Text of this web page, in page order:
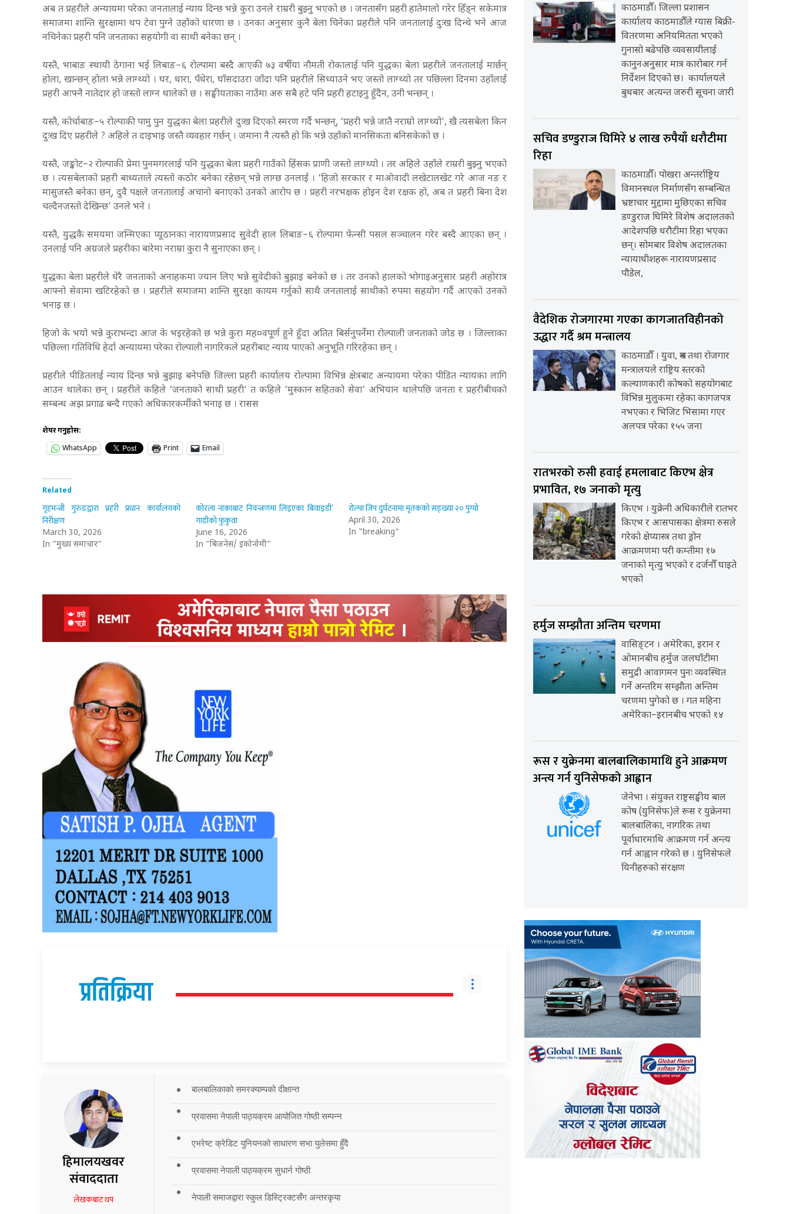
अब त प्रहरीले अन्यायमा परेका जनतालाई न्याय दिन्छ भन्ने कुरा उनले राम्ररी बुझ्नु भएको छ । जनतासँग प्रहरी हातेमालो गरेर हिँड्न सकेमात्र
समाजमा शान्ति सुरक्षामा थप टेवा पुग्ने उहाँको धारणा छ । उनका अनुसार कुनै बेला चिनेका प्रहरीले पनि जनतालाई दुःख दिन्थे भने आज
नचिनेका प्रहरी पनि जनताका सहयोगी वा साथी बनेका छन् ।
यस्तै, भाबाङ स्थायी ठेगाना भई लिबाङ–६ रोल्पामा बस्दै आएकी ७३ वर्षीया नौमती रोकालाई पनि युद्धका बेला प्रहरीले जनतालाई मार्छन्
होला, खान्छन् होला भन्ने लाग्थ्यो । घर, धारा, पँधेरा, घाँसदाउरा जाँदा पनि प्रहरीले सिध्याउने भए जस्तो लाग्थ्यो तर पछिल्ला दिनमा उहाँलाई
प्रहरी आफ्नै नातेदार हो जस्तो लाग्न थालेको छ । सङ्घीयताका नाउँमा अरु सबै हटे पनि प्रहरी हटाइनु हुँदैन, उनी भन्छन् ।
यस्तै, कोर्चाबाङ–५ रोल्पाकी पामु पुन युद्धका बेला प्रहरीले दुःख दिएको स्मरण गर्दै भन्छन्, ‘प्रहरी भन्ने जातै नराम्रो लाग्थ्यो’, खै त्यसबेला किन
दुःख दिए प्रहरीले ? अहिले त दाइभाइ जस्तै व्यवहार गर्छन् । जमाना नै त्यस्तै हो कि भन्ने उहाँको मानसिकता बनिसकेको छ ।
यस्तै, जङ्कोट–२ रोल्पाकी प्रेमा पुनमगरलाई पनि युद्धका बेला प्रहरी गाउँको हिंसक प्राणी जस्तो लाग्थ्यो । तर अहिले उहाँले राम्ररी बुझ्नु भएको
छ । त्यसबेलाको प्रहरी बाध्यताले त्यस्तो कठोर बनेका रहेछन् भन्ने लाग्छ उनलाई । ‘हिजो सरकार र माओवादी लखेटालखेट गरे आज नङ र
मासुजस्तै बनेका छन्, दुवै पक्षले जनतालाई अचानो बनाएको उनको आरोप छ । प्रहरी नरभक्षक होइन देश रक्षक हो, अब त प्रहरी बिना देश
चल्दैनजस्तो देखिन्छ’ उनले भने ।
यस्तै, युद्धकै समयमा जन्मिएका प्यूठानका नारायणप्रसाद सुवेदी हाल लिबाङ–६ रोल्पामा फेन्सी पसल सञ्चालन गरेर बस्दै आएका छन् ।
उनलाई पनि अग्रजले प्रहरीका बारेमा नराम्रा कुरा नै सुनाएका छन् ।
युद्धका बेला प्रहरीले धेरै जनताको अनाहकमा ज्यान लिए भन्ने सुवेदीको बुझाइ बनेको छ । तर उनको हालको भोगाइअनुसार प्रहरी अहोरात्र
आफ्नो सेवामा खटिरहेको छ । प्रहरीले समाजमा शान्ति सुरक्षा कायम गर्नुको साथै जनतालाई साथीको रुपमा सहयोग गर्दै आएको उनको
भनाइ छ ।
हिजो के भयो भन्ने कुराभन्दा आज के भइरहेको छ भन्ने कुरा मह¤वपूर्ण हुने हुँदा अतित बिर्सनुपर्नेमा रोल्पाली जनताको जोड छ । जिल्लाका
पछिल्ला गतिविधि हेर्दा अन्यायमा परेका रोल्पाली नागरिकले प्रहरीबाट न्याय पाएको अनुभूति गरिरहेका छन् ।
प्रहरीले पीडितलाई न्याय दिन्छ भन्ने बुझाइ बनेपछि जिल्ला प्रहरी कार्यालय रोल्पामा विभिन्न क्षेत्रबाट अन्यायमा परेका पीडित न्यायका लागि
आउन थालेका छन् । प्रहरीले कहिले ‘जनताको साथी प्रहरी’ त कहिले ‘मुस्कान सहितको सेवा’ अभियान थालेपछि जनता र प्रहरीबीचको
सम्बन्ध अझ प्रगाढ बन्दै गएको अधिकारकर्मीको भनाइ छ । रासस
शेयर गर्नुहोस:
WhatsApp
Print Email
Related
गृहमन्त्री गुरुङद्वारा प्रहरी प्रधान कार्यालयको
निरीक्षण
March 30, 2026
In "मुख्य समाचार"
कोरला नाकाबाट नियन्त्रणमा लिइएका बिवाइडी’
गाडीको फुकुवा
June 16, 2026
In "बिजनेस/ इकोनोमी"
रोल्पा जिप दुर्घटनामा मृतकको सङ्ख्या २० पुग्यो
April 30, 2026
In "breaking"
प्रतिक्रिया
हिमालयखवर
संवाददाता
लेखकबाट थप
बालबालिकाको समरक्याम्पको दीक्षान्त
प्रवासमा नेपाली पाठ्यक्रम आयोजित गोष्ठी सम्पन्न
एभरेष्ट क्रेडिट युनियनको साधारण सभा युलेसमा हुँदै
प्रवासमा नेपाली पाठ्यक्रम सुधार्न गोष्ठी
नेपाली समाजद्वारा स्कुल डिस्ट्रिक्टसँग अन्तरकृया
काठमाडौँ। जिल्ला प्रशासन
कार्यालय काठमाडौँले ग्यास बिक्री-
वितरणमा अनियमितता भएको
गुनासो बढेपछि व्यवसायीलाई
कानुनअनुसार मात्र कारोबार गर्न
निर्देशन दिएको छ। कार्यालयले
बुधबार अत्यन्त जरुरी सूचना जारी
सचिव डण्डुराज घिमिरे ४ लाख रुपैयाँ धरौटीमा
रिहा
काठमाडौँ। पोखरा अन्तर्राष्ट्रिय
विमानस्थल निर्माणसँग सम्बन्धित
भ्रष्टाचार मुद्दामा मुछिएका सचिव
डण्डुराज घिमिरे विशेष अदालतको
आदेशपछि धरौटीमा रिहा भएका
छन्। सोमबार विशेष अदालतका
न्यायाधीशहरू नारायणप्रसाद
पौडेल,
वैदेशिक रोजगारमा गएका कागजातविहीनको
उद्धार गर्दै श्रम मन्त्रालय
काठमाडौँ । युवा, श्रम तथा रोजगार
मन्त्रालयले राष्ट्रिय स्तरको
कल्याणकारी कोषको सहयोगबाट
विभिन्न मुलुकमा रहेका कागजपत्र
नभएका र भिजिट भिसामा गएर
अलपत्र परेका १५५ जना
रातभरको रुसी हवाई हमलाबाट किएभ क्षेत्र
प्रभावित, १७ जनाको मृत्यु
किएभ । युक्रेनी अधिकारीले रातभर
किएभ र आसपासका क्षेत्रमा रुसले
गरेको क्षेप्यास्त्र तथा ड्रोन
आक्रमणमा परी कम्तीमा १७
जनाको मृत्यु भएको र दर्जनौँ घाइते
भएको
हर्मुज सम्झौता अन्तिम चरणमा
वासिङ्टन । अमेरिका, इरान र
ओमानबीच हर्मुज जलघाँटीमा
समुद्री आवागमन पुनः व्यवस्थित
गर्ने अन्तरिम सम्झौता अन्तिम
चरणमा पुगेको छ । गत महिना
अमेरिका–इरानबीच भएको १४
रूस र युक्रेनमा बालबालिकामाथि हुने आक्रमण
अन्त्य गर्न युनिसेफको आह्वान
जेनेभा । संयुक्त राष्ट्रसङ्घीय बाल
कोष (युनिसेफ)ले रूस र युक्रेनमा
बालबालिका, नागरिक तथा
पूर्वाधारमाथि आक्रमण गर्न अन्त्य
गर्न आह्वान गरेको छ । युनिसेफले
यिनीहरुको संरक्षण